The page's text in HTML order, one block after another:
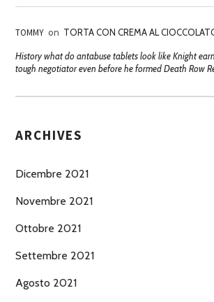
TOMMY on TORTA CON CREMA AL
History what do antabuse tablets look like Knight
tough negotiator even before he formed Death Row
ARCHIVES
Dicembre 2021
Novembre 2021
Ottobre 2021
Settembre 2021
Agosto 2021